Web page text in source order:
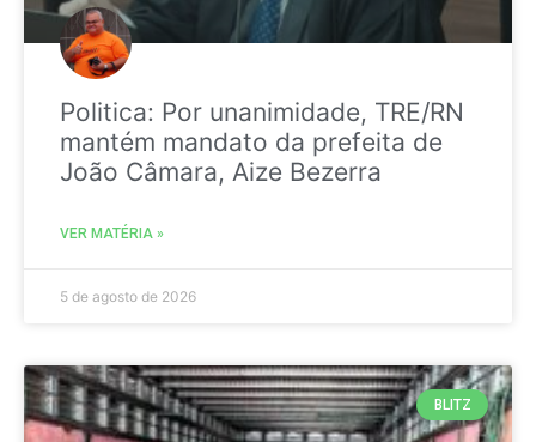
Politica: Por unanimidade, TRE/RN
mantém mandato da prefeita de
João Câmara, Aize Bezerra
VER MATÉRIA »
5 de agosto de 2026
BLITZ